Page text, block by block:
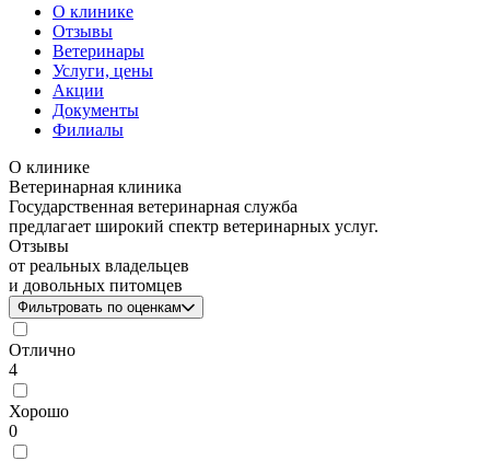
О клинике
Отзывы
Ветеринары
Услуги, цены
Акции
Документы
Филиалы
О клинике
Ветеринарная клиника
Государственная ветеринарная служба
предлагает широкий спектр ветеринарных услуг.
Отзывы
от реальных владельцев
и довольных питомцев
Фильтровать по оценкам
Отлично
4
Хорошо
0